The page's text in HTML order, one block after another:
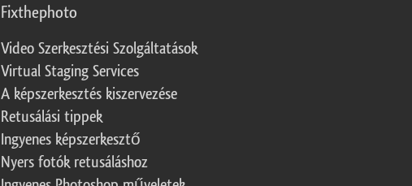
Fixthephoto
Video Szerkesztési Szolgáltatások
Virtual Staging Services
A képszerkesztés kiszervezése
Retusálási tippek
Ingyenes képszerkesztő
Nyers fotók retusáláshoz